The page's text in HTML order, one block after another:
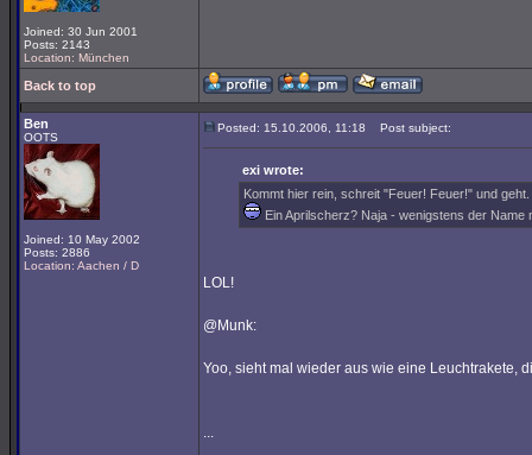
Joined: 30 Jun 2001
Posts: 2143
Location: München
Back to top
Ben
OOTS
Joined: 10 May 2002
Posts: 2886
Location: Aachen / D
Posted: 15.10.2006, 11:18 Post subject:
exi wrote:
Kommt hier rein, schreit "Feuer! Feuer!" und
Ein Aprilscherz? Naja - wenigstens der Name
LOL!
@Munk:
Yoo, sieht mal wieder aus wie eine Leuchtrakete,
...